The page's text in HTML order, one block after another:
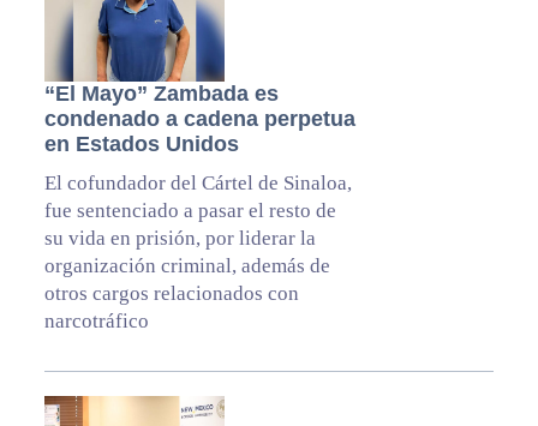
“El Mayo” Zambada es
condenado a cadena perpetua
en Estados Unidos
El cofundador del Cártel de Sinaloa,
fue sentenciado a pasar el resto de
su vida en prisión, por liderar la
organización criminal, además de
otros cargos relacionados con
narcotráfico